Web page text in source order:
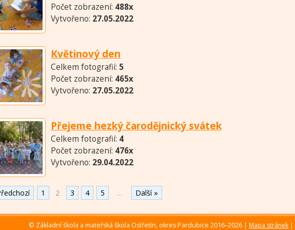
Počet zobrazení: 488x
Vytvořeno: 27.05.2022
Květinový den
Celkem fotografií: 5
Počet zobrazení: 465x
Vytvořeno: 27.05.2022
Přejeme hezký čarodějnický svátek
Celkem fotografií: 4
Počet zobrazení: 476x
Vytvořeno: 29.04.2022
1 2 3 4 5 … Další »
© Základní škola a mateřská škola Ostřetín, okres Pardubice 2016–2026 | Mapa stránek |